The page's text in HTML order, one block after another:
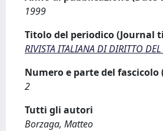
1999
Titolo del periodico (Journal
RIVISTA ITALIANA DI DIRITTO
Numero e parte del
2
Tutti gli autori
Borzaga, Matteo